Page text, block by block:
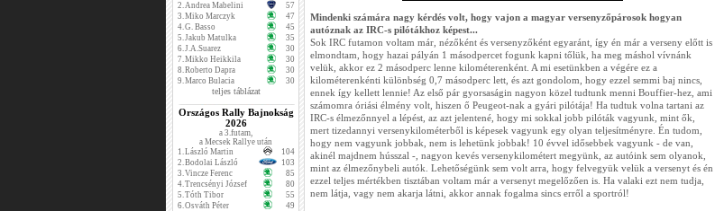
2.Andrea Mabelini
57
3.Miko Marczyk
47
4.G. Basso
45
5.Jakub Matulka
35
6.J.A.Suarez
30
7.Mikko Heikkila
30
8.Roberto Dapra
30
9.Marco Bulacia 30
teljes táblázat
Országos Rally Bajnokság
2026
a 3.futam,
a Mecsek Rallye után
1.László Martin
104
2.Bodolai László
103
3.Vincze Ferenc
85
4.Trencsényi József
80
5.Tóth Tibor
55
6.Osváth Péter
49
Mindenki számára nagy kérdés volt, hogy vajon a magyar versenyzőpárosok hogyan
autóznak az IRC-s pilótákhoz képest...
Sok IRC futamon voltam már, nézőként és versenyzőként egyaránt, így én már a verseny előtt is
elmondtam, hogy hazai pályán 1 másodpercet fogunk kapni tőlük, ha meg máshol vívnánk
velük, akkor ez 2 másodperc lenne kilométerenként. A mi esetünkben a végére ez a
kilométerenkénti különbség 0,7 másodperc lett, és azt gondolom, hogy ezzel semmi baj nincs,
ennek így kellett lennie! Az első pár gyorsaságin nagyon közel tudtunk menni Bouffier-hez, ami
számomra óriási élmény volt, hiszen ő Peugeot-nak a gyári pilótája! Ha tudtuk volna tartani az
IRC-s élmezőnnyel a lépést, az azt jelentené, hogy mi sokkal jobb pilóták vagyunk, mint ők,
mert tizedannyi versenykilométerből is képesek vagyunk egy olyan teljesítményre. Én tudom,
hogy nem vagyunk jobbak, nem is lehetünk jobbak! 10 évvel idősebbek vagyunk - de van,
akinél majdnem hússzal -, nagyon kevés versenykilométert megyünk, az autóink sem olyanok,
mint az élmezőnybeli autók. Lehetőségünk sem volt arra, hogy felvegyük velük a versenyt és én
ezzel teljes mértékben tisztában voltam már a versenyt megelőzően is. Ha valaki ezt nem tudja,
nem látja, vagy nem akarja látni, akkor annak fogalma sincs erről a sportról!